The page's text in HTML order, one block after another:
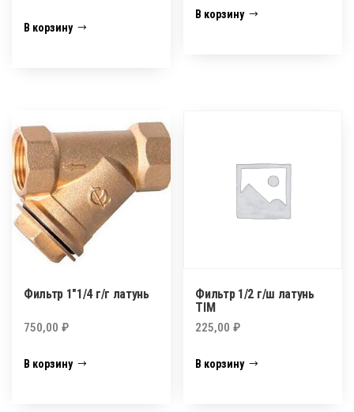
В корзину
В корзину
Фильтр 1″1/4 г/г латунь
750,00 ₽
В корзину
Фильтр 1/2 г/ш латунь
TIM
225,00₽
В корзину